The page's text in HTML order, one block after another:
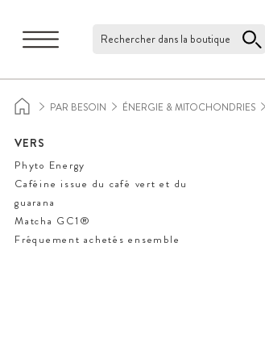
Rechercher dans la boutique
PAR BESOIN ÉNERGIE & MITOCHONDRIES
VERS
Phyto Energy
Caféine issue du café vert et du
guarana
Matcha GC1®
Fréquement achetés ensemble